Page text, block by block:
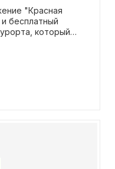
"Красная
бесплатный
который
а также
информацию о